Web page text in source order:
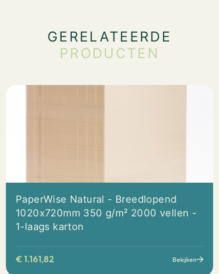
GERELATEERDE
PRODUCTEN
PaperWise Natural - Breedlopend
1020x720mm 350 g/m² 2000 vellen -
1-laags karton
€1.161,82 Bekijken